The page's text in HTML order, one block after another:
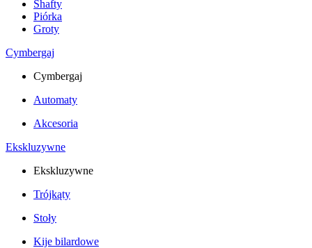
Shafty
Piórka
Groty
Cymbergaj
Cymbergaj
Automaty
Akcesoria
Ekskluzywne
Ekskluzywne
Trójkąty
Stoły
Kije bilardowe